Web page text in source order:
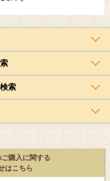
索
購入に関する
はこちら